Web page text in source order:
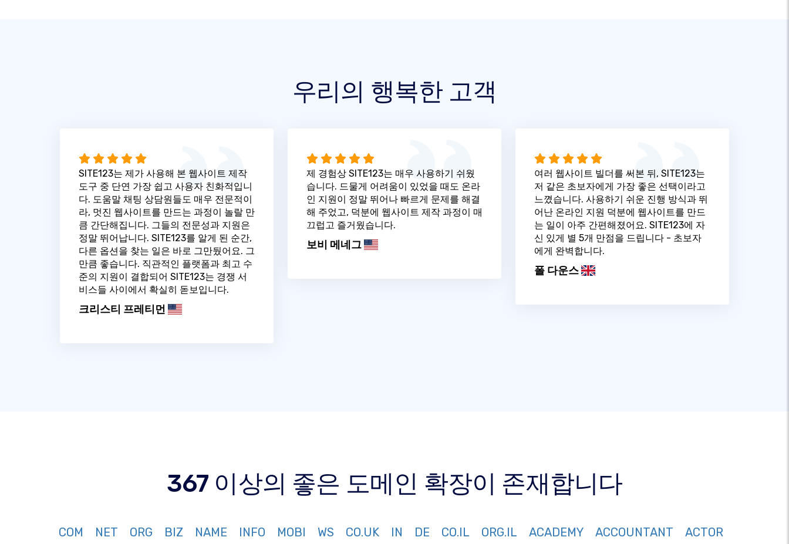
우리의 행복한 고객
SITE123는 제가 사용해 본 웹사이트 제작
도구 중 단연 가장 쉽고 사용자 친화적입니
다. 도움말 채팅 상담원들도 매우 전문적이
라, 멋진 웹사이트를 만드는 과정이 놀랄 만
큼 간단해집니다. 그들의 전문성과 지원은
정말 뛰어납니다. SITE123를 알게 된 순간,
다른 옵션을 찾는 일은 바로 그만뒀어요. 그
만큼 좋습니다. 직관적인 플랫폼과 최고 수
준의 지원이 결합되어 SITE123는 경쟁 서
비스들 사이에서 확실히 돋보입니다.
크리스티 프레티먼
제 경험상 SITE123는 매우 사용하기 쉬웠
습니다. 드물게 어려움이 있었을 때도 온라
인 지원이 정말 뛰어나 빠르게 문제를 해결
해 주었고, 덕분에 웹사이트 제작 과정이 매
끄럽고 즐거웠습니다.
보비 메네그
여러 웹사이트 빌더를 써본 뒤, SITE123는
저 같은 초보자에게 가장 좋은 선택이라고
느꼈습니다. 사용하기 쉬운 진행 방식과 뛰
어난 온라인 지원 덕분에 웹사이트를 만드
는 일이 아주 간편해졌어요. SITE123에 자
신 있게 별 5개 만점을 드립니다 - 초보자
에게 완벽합니다.
폴 다운스
367 이상의 좋은 도메인 확장이 존재합니다
COM NET ORG BIZ NAME INFO MOBI WS CO.UK IN DE CO.IL ORG.IL ACADEMY ACCOUNTANT ACTOR